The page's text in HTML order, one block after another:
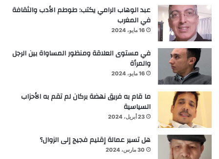
عبد الوهاب الرامي يكتب: طوطم الأدب والثقافة
في المغرب
16 مايو، 2024
في مستوى العلاقة ومنظور المساواة بين الرجل
والمرأة
16 مايو، 2024
ما قام به فريق نهضة بركان لم تقم به الأحزاب
السياسية
23 أبريل، 2024
هل تسير عمالة إقليم فجيج إلى الزوال؟
30 مارس، 2024